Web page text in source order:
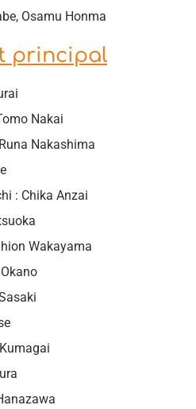
Osamu Honma
principal
Nakai
Nakashima
: Chika Anzai
Wakayama